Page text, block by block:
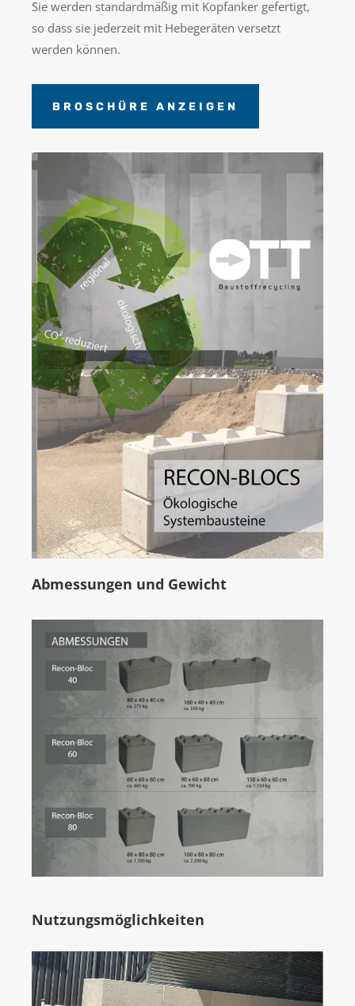
Sie werden standardmäßig mit Kopfanker gefertigt,
so dass sie jederzeit mit Hebegeräten versetzt
werden können.
BROSCHÜRE ANZEIGEN
Abmessungen und Gewicht
Nutzungsmöglichkeiten